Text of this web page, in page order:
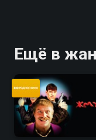
Ещё в